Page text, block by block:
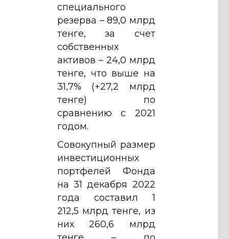
специального
резерва – 89,0 млрд
тенге, за счет
собственных
активов – 24,0 млрд
тенге, что выше на
31,7% (+27,2 млрд
тенге) по
сравнению с 2021
годом.
Совокупный размер
инвестиционных
портфелей Фонда
на 31 декабря 2022
года составил 1
212,5 млрд тенге, из
них 260,6 млрд